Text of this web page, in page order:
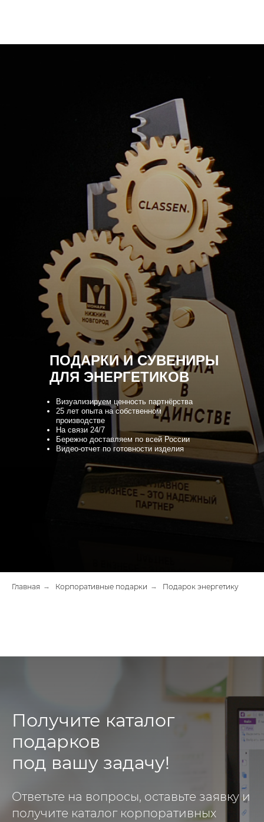
ПОДАРКИ И СУВЕНИРЫ
ДЛЯ ЭНЕРГЕТИКОВ
Визуализируем ценность партнёрства
25 лет опыта на собственном
производстве
На связи 24/7
Бережно доставляем по всей России
Видео-отчет по готовности изделия
Главная → Корпоративные подарки → Подарок энергетику
Получите каталог
подарков
под вашу задачу!
Ответьте на вопросы, оставьте заявку и
получите каталог корпоративных